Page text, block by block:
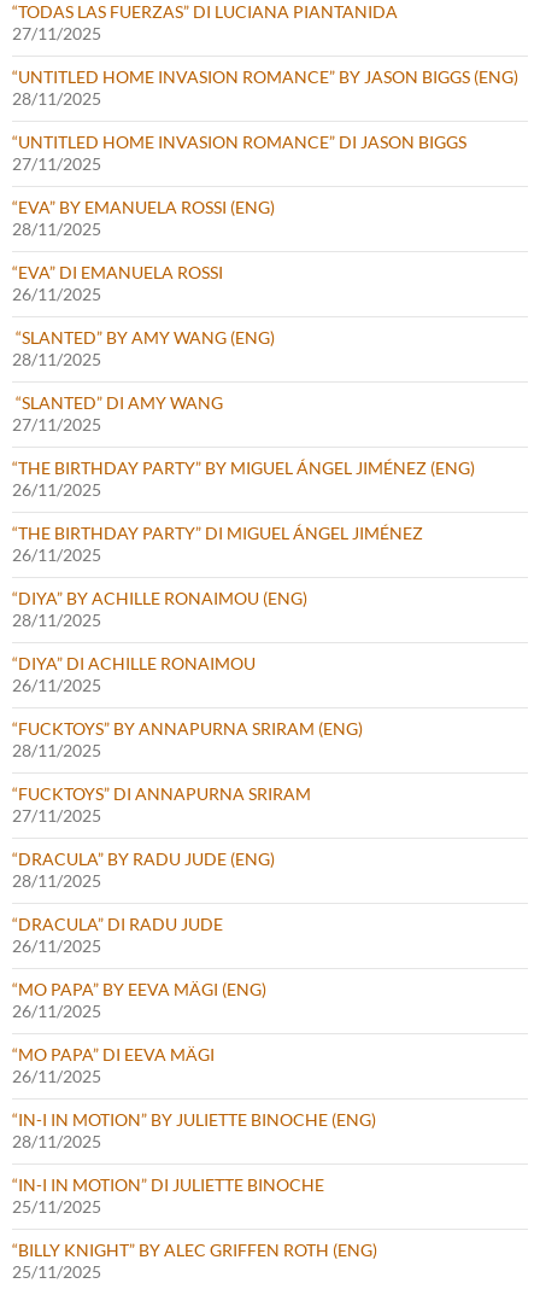
“TODAS LAS FUERZAS” DI LUCIANA PIANTANIDA
27/11/2025
“UNTITLED HOME INVASION ROMANCE” BY JASON BIGGS (ENG)
28/11/2025
“UNTITLED HOME INVASION ROMANCE” DI JASON BIGGS
27/11/2025
“EVA” BY EMANUELA ROSSI (ENG)
28/11/2025
“EVA” DI EMANUELA ROSSI
26/11/2025
“SLANTED” BY AMY WANG (ENG)
28/11/2025
“SLANTED” DI AMY WANG
27/11/2025
“THE BIRTHDAY PARTY” BY MIGUEL ÁNGEL JIMÉNEZ (ENG)
26/11/2025
“THE BIRTHDAY PARTY” DI MIGUEL ÁNGEL JIMÉNEZ
26/11/2025
“DIYA” BY ACHILLE RONAIMOU (ENG)
28/11/2025
“DIYA” DI ACHILLE RONAIMOU
26/11/2025
“FUCKTOYS” BY ANNAPURNA SRIRAM (ENG)
28/11/2025
“FUCKTOYS” DI ANNAPURNA SRIRAM
27/11/2025
“DRACULA” BY RADU JUDE (ENG)
28/11/2025
“DRACULA” DI RADU JUDE
26/11/2025
“MO PAPA” BY EEVA MÄGI (ENG)
26/11/2025
“MO PAPA” DI EEVA MÄGI
26/11/2025
“IN-I IN MOTION” BY JULIETTE BINOCHE (ENG)
28/11/2025
“IN-I IN MOTION” DI JULIETTE BINOCHE
25/11/2025
“BILLY KNIGHT” BY ALEC GRIFFEN ROTH (ENG)
25/11/2025